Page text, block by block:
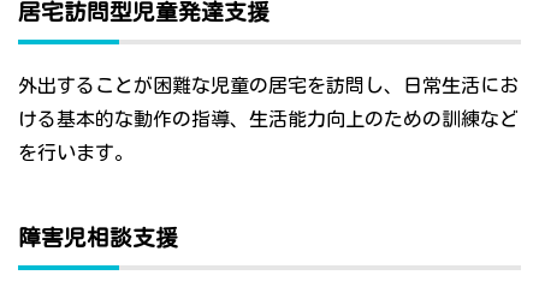
居宅訪問型児童発達支援
外出することが困難な児童の居宅を訪問し、日常生活にお
ける基本的な動作の指導、生活能力向上のための訓練など
を行います。
障害児相談支援